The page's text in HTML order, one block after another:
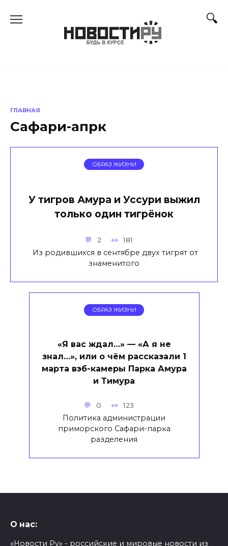
ГЛАВНАЯ
Сафари-апрк
ОБРАЗ ЖИЗНИ
У тигров Амура и Уссури выжил
только один тигрёнок
2 181
Из родившихся в сентябре двух тигрят от
знаменитого
ОБРАЗ ЖИЗНИ
«Я вас ждал…» — «А я не
знал…», или о чём рассказали 1
марта вэб-камеры Парка Амура
и Тимура
0 123
Политика администрации
приморского Сафари-парка
разделения
О нас:
«Новости Ру» - российские и мировые новости из